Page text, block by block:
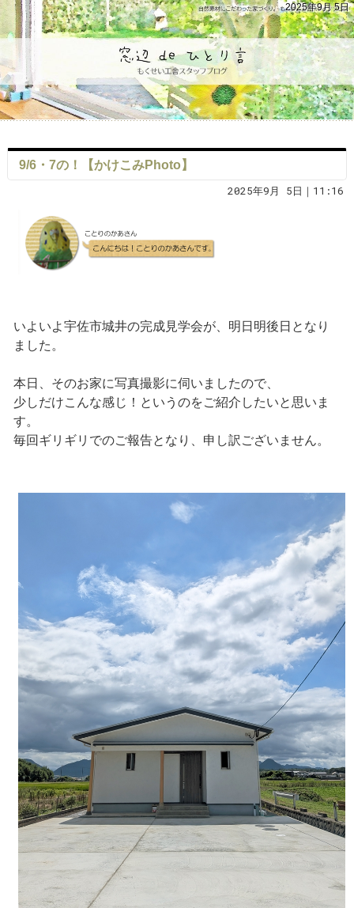
2025年9月 5日
9/6・7の！【かけこみPhoto】
2025年9月 5日｜11:16
いよいよ宇佐市城井の完成見学会が、明日明後日となり
ました。
本日、そのお家に写真撮影に伺いましたので、
少しだけこんな感じ！というのをご紹介したいと思いま
す。
毎回ギリギリでのご報告となり、申し訳ございません。